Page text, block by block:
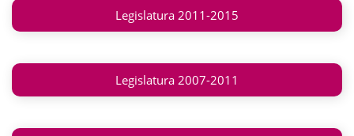
Legislatura 2011-2015
Legislatura 2007-2011